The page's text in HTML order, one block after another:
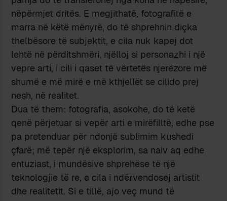
nëpërmjet dritës. E megjithatë, fotografitë e
marra në këtë mënyrë, do të shprehnin diçka
thelbësore të subjektit, e cila nuk kapej dot
lehtë në përditshmëri, njëlloj si personazhi i një
vepre arti, i cili i qaset të vërtetës njerëzore më
shumë e më mirë e më kthjellët se cilido prej
nesh, në realitet.
Dua të them: fotografia, asokohe, do të ketë
qenë përjetuar si vepër arti e mirëfilltë, edhe pse
pa pretenduar për ndonjë sublimim kushedi
çfarë; më tepër një eksplorim, sa naiv aq edhe
entuziast, i mundësive shprehëse të një
teknologjie të re, e cila i ndërvendosej artistit
dhe realitetit. Si e tillë, ajo veç mund të